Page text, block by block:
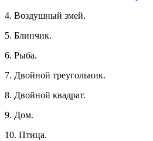
4. Воздушный змей.
5. Блинчик.
6. Рыба.
7. Двойной треугольник.
8. Двойной квадрат.
9. Дом.
10. Птица.